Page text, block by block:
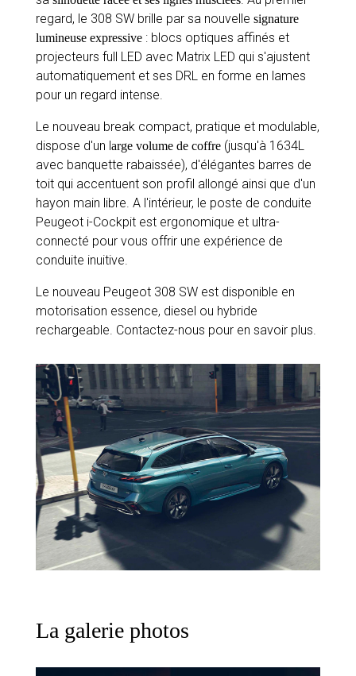
regard, le 308 SW brille par sa nouvelle signature
lumineuse expressive : blocs optiques affinés et
projecteurs full LED avec Matrix LED qui s'ajustent
automatiquement et ses DRL en forme en lames
pour un regard intense.
Le nouveau break compact, pratique et modulable,
dispose d'un large volume de coffre (jusqu'à 1634L
avec banquette rabaissée), d'élégantes barres de
toit qui accentuent son profil allongé ainsi que d'un
hayon main libre. A l'intérieur, le poste de conduite
Peugeot i-Cockpit est ergonomique et ultra-
connecté pour vous offrir une expérience de
conduite inuitive.
Le nouveau Peugeot 308 SW est disponible en
motorisation essence, diesel ou hybride
rechargeable. Contactez-nous pour en savoir plus.
La galerie photos